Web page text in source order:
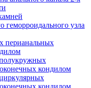
геморроидального узла
перианальных
кондилом
кондилом